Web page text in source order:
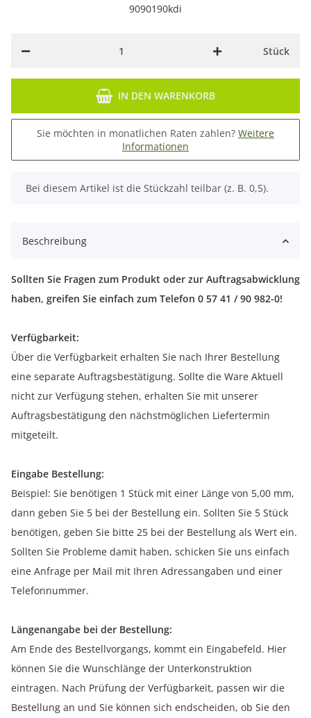
9090190kdi
Stück
IN DEN WARENKORB
Sie möchten in monatlichen Raten zahlen? Weitere
Informationen
x
Bei diesem Artikel ist die Stückzahl teilbar (z. B. 0,5).
Beschreibung
Sollten Sie Fragen zum Produkt oder zur Auftragsabwicklung
haben, greifen Sie einfach zum Telefon 0 57 41 / 90 982-0!
Verfügbarkeit:
Über die Verfügbarkeit erhalten Sie nach Ihrer Bestellung
eine separate Auftragsbestätigung. Sollte die Ware Aktuell
nicht zur Verfügung stehen, erhalten Sie mit unserer
Auftragsbestätigung den nächstmöglichen Liefertermin
mitgeteilt.
Eingabe Bestellung:
Beispiel: Sie benötigen 1 Stück mit einer Länge von 5,00 mm,
dann geben Sie 5 bei der Bestellung ein. Sollten Sie 5 Stück
benötigen, geben Sie bitte 25 bei der Bestellung als Wert ein.
Sollten Sie Probleme damit haben, schicken Sie uns einfach
eine Anfrage per Mail mit Ihren Adressangaben und einer
Telefonnummer.
Längenangabe bei der Bestellung:
Am Ende des Bestellvorgangs, kommt ein Eingabefeld. Hier
können Sie die Wunschlänge der Unterkonstruktion
eintragen. Nach Prüfung der Verfügbarkeit, passen wir die
Bestellung an und Sie können sich endscheiden, ob Sie den